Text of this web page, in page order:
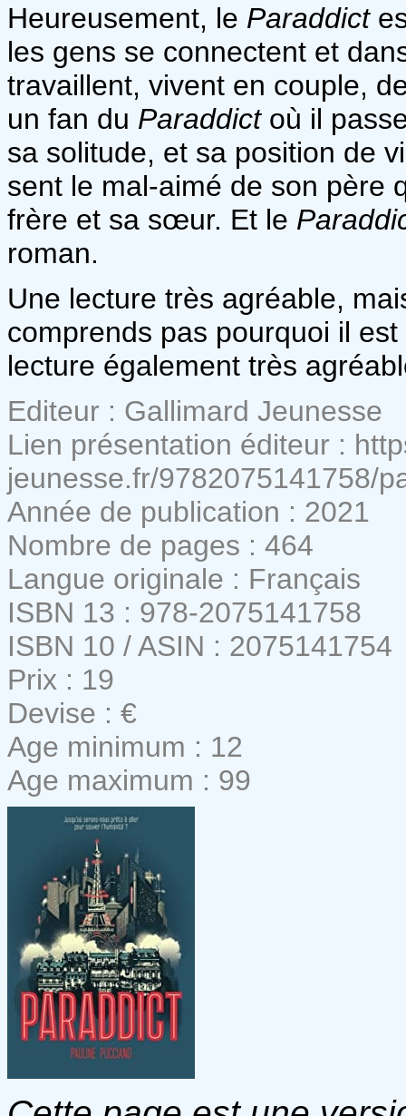
Heureusement, le Paraddict
les gens se connectent et
travaillent, vivent en couple,
un fan du Paraddict où il
sa solitude, et sa position de
sent le mal-aimé de son père
frère et sa sœur. Et le
roman.
Une lecture très agréable,
comprends pas pourquoi il
lecture également très
Editeur : Gallimard Jeunesse
Lien présentation éditeur :
jeunesse.fr/9782075141758/
Année de publication : 2021
Nombre de pages : 464
Langue originale : Français
ISBN 13 : 978-2075141758
ISBN 10 / ASIN : 2075141754
Prix : 19
Devise : €
Age minimum : 12
Age maximum : 99